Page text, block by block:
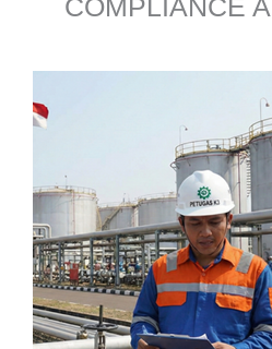
COMPLIANCE